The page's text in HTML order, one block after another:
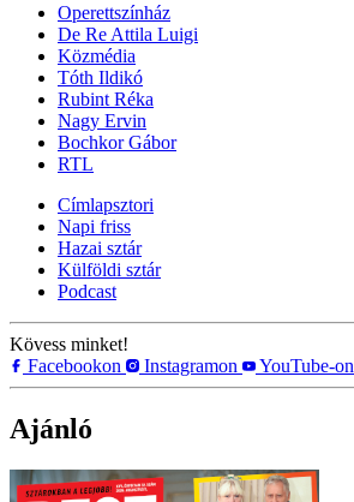
Operettszínház
De Re Attila Luigi
Közmédia
Tóth Ildikó
Rubint Réka
Nagy Ervin
Bochkor Gábor
RTL
Címlapsztori
Napi friss
Hazai sztár
Külföldi sztár
Podcast
Kövess minket!
Facebookon
Instagramon YouTube-on
Ajánló